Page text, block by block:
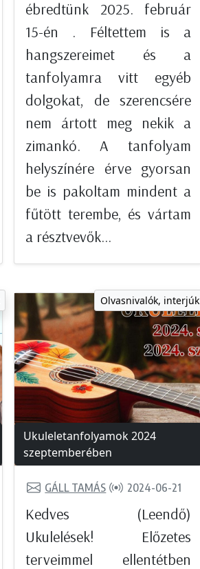
ébredtünk 2025. február
15-én . Féltettem is a
hangszereimet és a
tanfolyamra vitt egyéb
dolgokat, de szerencsére
nem ártott meg nekik a
zimankó. A tanfolyam
helyszínére érve gyorsan
be is pakoltam mindent a
fűtött terembe, és vártam
a résztvevők...
Olvasnivalók, interjúk
Ukuleletanfolyamok 2024
szeptemberében
GÁLL TAMÁS 2024-06-21
Kedves (Leendő)
Ukulelések! Előzetes
terveimmel ellentétben